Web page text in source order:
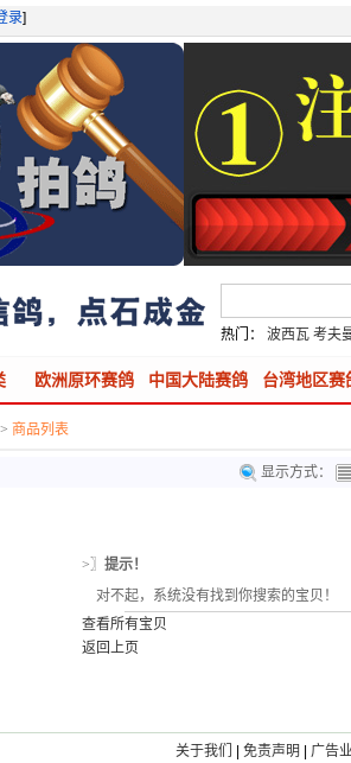
录]
热门： 波西瓦 考夫
欧洲原环赛鸽 中国大陆赛鸽 台湾地区赛
商品列表
显示方式：
>〗 提示！
对不起，系统没有找到你搜索的宝贝！
查看所有宝贝
返回上页
关于我们 | 免责声明 | 广告